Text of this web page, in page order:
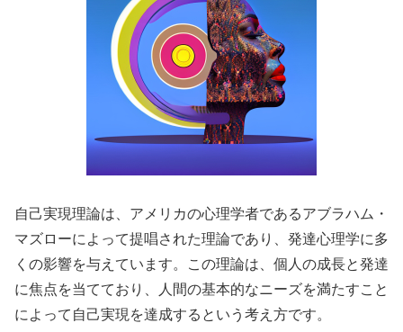
自己実現理論は、アメリカの心理学者であるアブラハム・
マズローによって提唱された理論であり、発達心理学に多
くの影響を与えています。この理論は、個人の成長と発達
に焦点を当てており、人間の基本的なニーズを満たすこと
によって自己実現を達成するという考え方です。